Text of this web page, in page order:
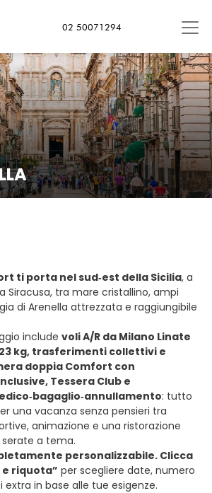
02 50071294
ti porta nel sud‑est della Sicilia, a
Siracusa, tra mare cristallino, ampi
di Arenella attrezzata e raggiungibile
include voli A/R da Milano Linate
kg, trasferimenti collettivi e
doppia Comfort con
Tessera Club e
: tutto
una vacanza senza pensieri tra
animazione e una ristorazione
a tema.
personalizzabile. Clicca
e riquota” per scegliere date, numero
extra in base alle tue esigenze.